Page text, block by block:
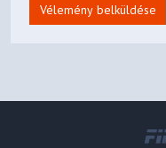
Vélemény belküldése